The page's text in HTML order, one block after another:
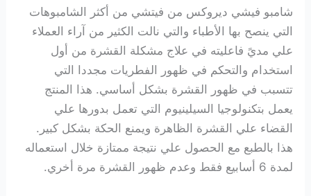
شامبو فيشي ديروكس من فيتشي من أكثر الشامبوهات
التي ينصح بها الأطباء والتي نالت الكثير من آراء العملاء
علي مديً فاعليته في علاج مشكلة القشرة من أول
استخدام والتحكم في ظهور الفطريات مجددا التي
تتسبب في ظهور القشرة بشكل أساسي. هذا المنتج
يعمل بتكنولوجيا السيلينيوم التي تعمل بدورها علي
القضاء علي القشرة الظاهرة ويمنع الحكة بشكل كبير.
هذا بالطبع مع الحصول علي نتيجة ممتازة خلال استعماله
لمدة 6 أسابيع فقط وعدم ظهور القشرة مرة أخري.